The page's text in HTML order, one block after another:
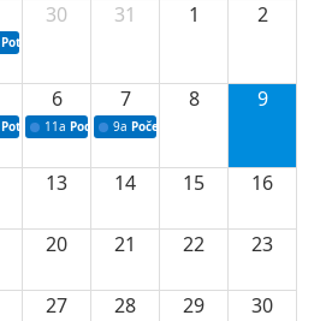
Potpisivanje ugovora sa neprofitnim
30 31 1 2
Potpisivanje ugovora o stipendijama za
6
11a Podrška razvoju vodne infrastrukture u
7
9a Početak izgradnje nove
8 9
13 14 15 16
20 21 22 23
27 28 29 30